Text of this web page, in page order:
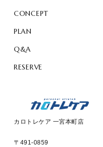
CONCEPT
PLAN
Q&A
RESERVE
カロトレケア 一宮本町店
〒491-0859